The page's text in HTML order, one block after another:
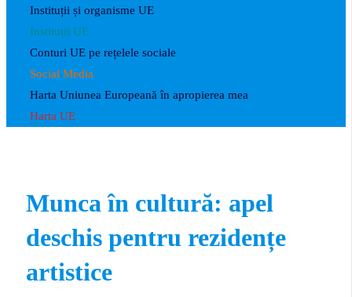
Instituții și organisme UE
Instituții UE
Conturi UE pe rețelele sociale
Social Media
Harta Uniunea Europeană în apropierea mea
Harta UE
Munca în cultură: apel
deschis pentru rezidențe
artistice